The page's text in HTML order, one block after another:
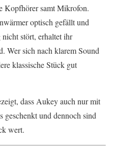
Kopfhörer samt Mikrofon.
optisch gefällt und
stört, erhaltet ihr
Wer sich nach klarem Sound
klassische Stück gut
dass Aukey auch nur mit
geschenkt und dennoch sind
wert.